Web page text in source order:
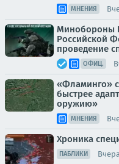
МНЕНИЯ
Минобороны
Российской
проведение
ОФИЦ.
«Фламинго»
быстрее
оружию»
МНЕНИЯ
Хроника
ПАБЛИКИ